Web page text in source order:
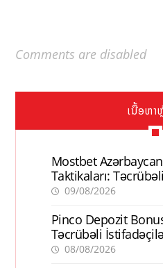
Comments are disabled
ເນື້ອຫາ
Mostbet
Taktikaları:
İpuçları
09/08/2026
Pinco Depozit
Təcrübəli
08/08/2026